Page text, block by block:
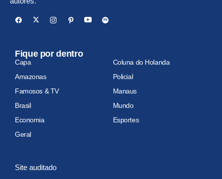
Fique por dentro
Capa
Coluna do Holanda
Amazonas
Policial
Famosos & TV
Manaus
Brasil
Mundo
Economia
Esportes
Geral
Site auditado